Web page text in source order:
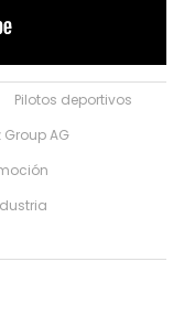
Pilotos deportivos
AG